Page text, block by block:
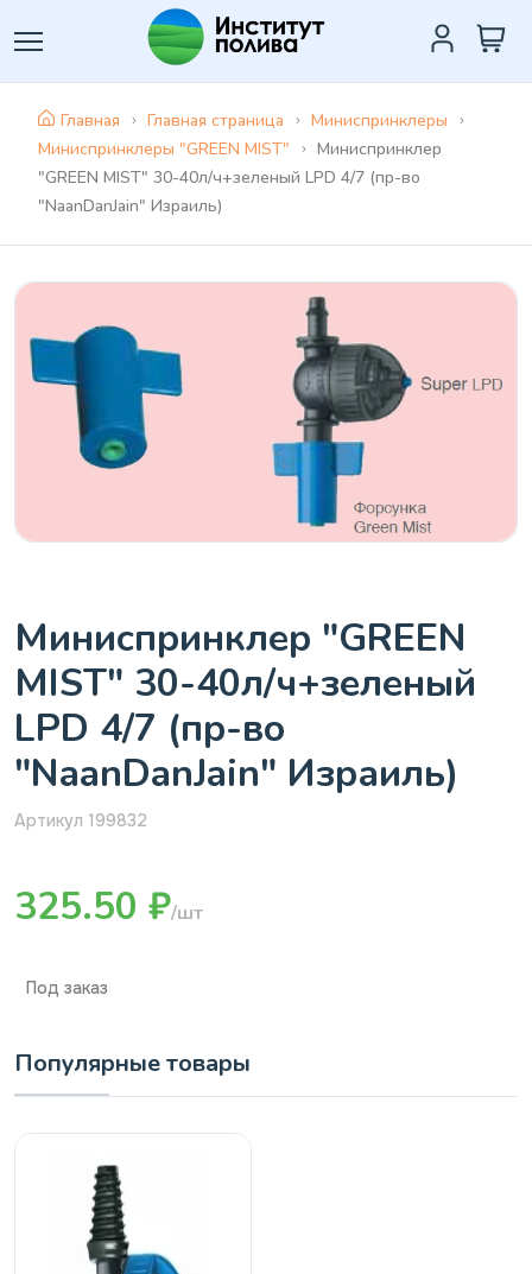
Главная Главная страница
Миниспринклеры
Миниспринклеры "GREEN MIST"
Миниспринклер
"GREEN MIST" 30-40л/ч+зеленый LPD 4/7 (пр-во
"NaanDanJain" Израиль)
Миниспринклер "GREEN
MIST" 30-40л/ч+зеленый
LPD 4/7 (пр-во
"NaanDanJain" Израиль)
Артикул 199832
325.50 ₽/шт
Под заказ
Популярные товары